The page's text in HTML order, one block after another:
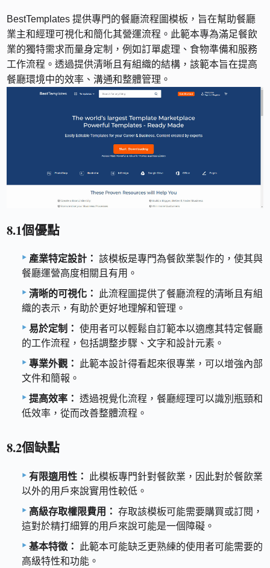
BestTemplates 提供專門的餐廳流程圖模板，旨在幫助餐廳
業主和經理可視化和簡化其營運流程。此範本專為滿足餐飲
業的獨特需求而量身定制，例如訂單處理、食物準備和服務
工作流程。透過提供清晰且有組織的結構，該範本旨在提高
餐廳環境中的效率、溝通和整體管理。
8.1個優點
產業特定設計： 該模板是專門為餐飲業製作的，使其與
餐廳運營高度相關且有用。
清晰的可視化：
此流程圖提供了餐廳流程的清晰且有組
織的表示，有助於更好地理解和管理。
易於定制： 使用者可以輕鬆自訂範本以適應其特定餐廳
的工作流程，包括調整步驟、文字和設計元素。
專業外觀：
此範本設計得看起來很專業，可以增強內部
文件和簡報。
提高效率： 透過視覺化流程，餐廳經理可以識別瓶頸和
低效率，從而改善整體流程。
8.2個缺點
有限適用性：
此模板專門針對餐飲業，因此對於餐飲業
以外的用戶來說實用性較低。
高級存取權限費用： 存取該模板可能需要購買或訂閱，
這對於精打細算的用戶來說可能是一個障礙。
基本特徵：
此範本可能缺乏更熟練的使用者可能需要的
高級特性和功能。